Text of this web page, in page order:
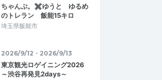
ちゃんぷ。✖ゆうと ゆるめ
のトレラン 飯能15キロ
埼玉県飯能市
2026/9/12・2026/9/13
東京観光ロゲイニング2026
～渋谷再発見2days～